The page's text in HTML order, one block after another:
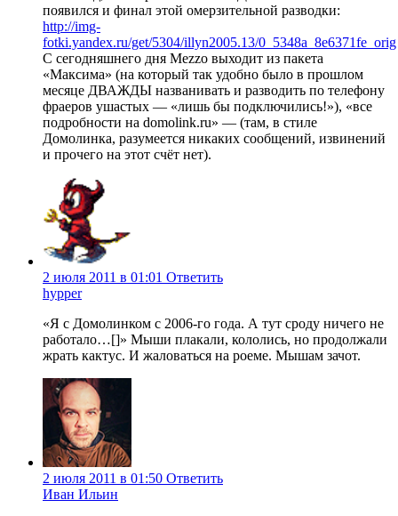
появился и финал этой омерзительной разводки:
http://img-
fotki.yandex.ru/get/5304/illyn2005.13/0_5348a_8e6371fe_orig
С сегодняшнего дня Mezzo выходит из пакета
«Максима» (на который так удобно было в прошлом
месяце ДВАЖДЫ названивать и разводить по телефону
фраеров ушастых — «лишь бы подключились!»), «все
подробности на domolink.ru» — (там, в стиле
Домолинка, разумеется никаких сообщений, извинений
и прочего на этот счёт нет).
2 июля 2011 в 01:01 Ответить
hypper
«Я с Домолинком с 2006-го года. А тут сроду ничего не
работало…[]» Мыши плакали, кололись, но продолжали
жрать кактус. И жаловаться на роеме. Мышам зачот.
2 июля 2011 в 01:50 Ответить
Иван Ильин